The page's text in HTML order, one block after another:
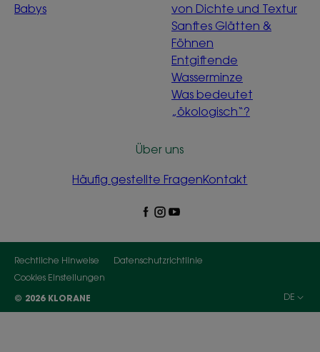
Babys
von Dichte und Textur
Sanftes Glätten &
Föhnen
Entgiftende
Wasserminze
Was bedeutet
„ökologisch“?
Über uns
Häufig gestellte FragenKontakt
Rechtliche Hinweise
Datenschutzrichtlinie
Cookies Einstellungen
© 2026 KLORANE
DE